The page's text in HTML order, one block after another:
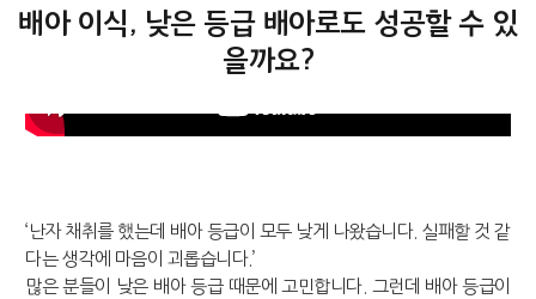
배아 이식, 낮은 등급 배아로도 성공할 수 있
을까요?
‘난자 채취를 했는데 배아 등급이 모두 낮게 나왔습니다. 실패할 것 같
다는 생각에 마음이 괴롭습니다.’
많은 분들이 낮은 배아 등급 때문에 고민합니다. 그런데 배아 등급이